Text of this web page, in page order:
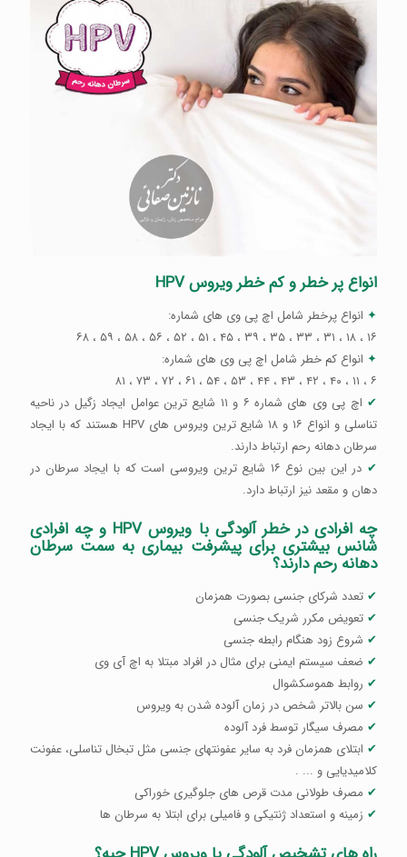
انواع پر خطر و کم خطر ویروس HPV
✦ انواع پرخطر شامل اچ پی وی های شماره:
۱۶ ، ۱۸ ، ۳۱ ، ۳۳ ، ۳۵ ، ۳۹ ، ۴۵ ، ۵۱ ، ۵۲ ، ۵۶ ، ۵۸ ، ۵۹ ، ۶۸
✦ انواع کم خطر شامل اچ پی وی های شماره:
۶ ، ۱۱ ، ۴۰ ، ۴۲ ، ۴۳ ، ۴۴ ، ۵۳ ، ۵۴ ، ۶۱ ، ۷۲ ، ۷۳ ، ۸۱
✔
اچ پی وی های شماره ۶ و ۱۱ شایع ترین عوامل ایجاد زگیل در ناحیه
تناسلی و انواع ۱۶ و ۱۸ شایع ترین ویروس های HPV هستند که با ایجاد
سرطان دهانه رحم ارتباط دارند.
✔
در این بین نوع ۱۶ شایع ترین ویروسی است که با ایجاد سرطان در
دهان و مقعد نیز ارتباط دارد.
چه افرادی در خطر آلودگی با ویروس HPV و چه افرادی
شانس بیشتری برای پیشرفت بیماری به سمت سرطان
دهانه رحم دارند؟
✔ تعدد شرکای جنسی بصورت همزمان
✔ تعویض مکرر شریک جنسی
✔ شروع زود هنگام رابطه جنسی
✔ ضعف سیستم ایمنی برای مثال در افراد مبتلا به اچ آی وی
✔ روابط هموسکشوال
✔ سن بالاتر شخص در زمان آلوده شدن به ویروس
✔ مصرف سیگار توسط فرد آلوده
✔ ابتلای همزمان فرد به سایر عفونتهای جنسی مثل تبخال تناسلی، عفونت
کلامیدیایی و ... .
✔ مصرف طولانی مدت قرص های جلوگیری خوراکی
✔ زمینه و استعداد ژنتیکی و فامیلی برای ابتلا به سرطان ها